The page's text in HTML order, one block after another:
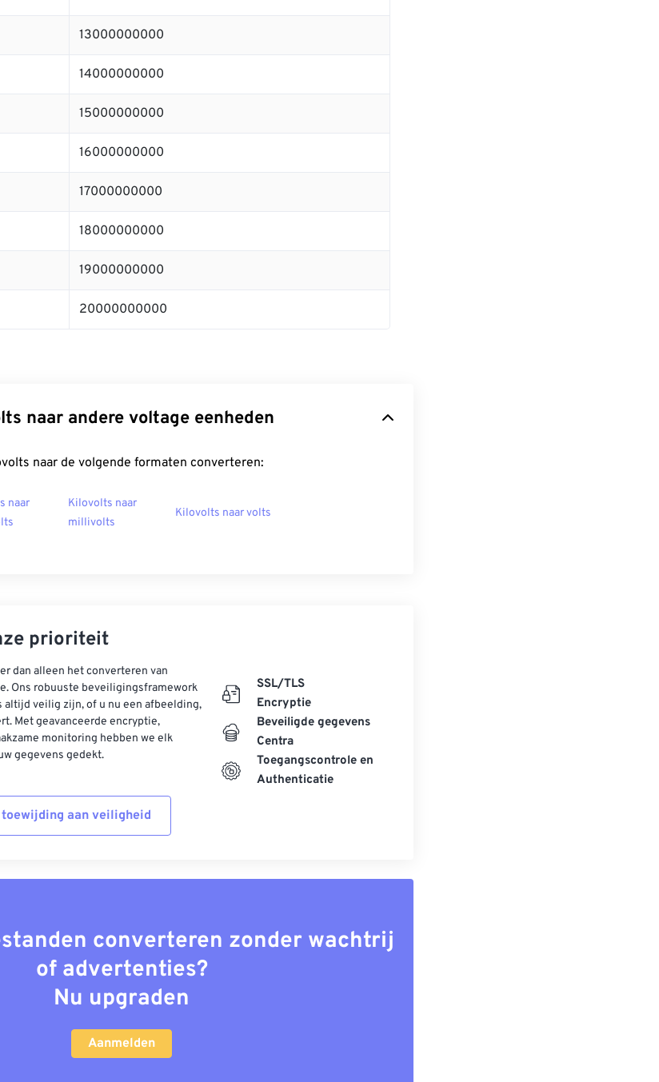
13000000000
14000000000
15000000000
16000000000
17000000000
18000000000
19000000000
20000000000
naar andere voltage eenheden
naar de volgende formaten converteren:
naar
Kilovolts naar
millivolts
Kilovolts naar volts
prioriteit
dan alleen het converteren van
Ons robuuste beveiligingsframework
altijd veilig zijn, of u nu een afbeelding,
Met geavanceerde encryptie,
monitoring hebben we elk
gegevens gedekt.
aan veiligheid
SSL/TLS
Encryptie
Beveiligde gegevens
Centra
Toegangscontrole en
Authenticatie
converteren zonder wachtrij
of advertenties?
Nu upgraden
Aanmelden